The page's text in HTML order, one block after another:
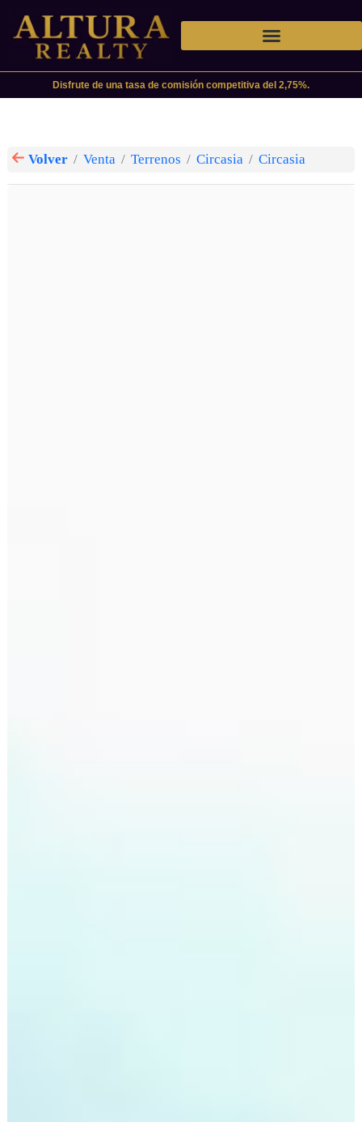
Disfrute de una tasa de comisión competitiva del 2,75%.
Volver Venta Terrenos Circasia Circasia